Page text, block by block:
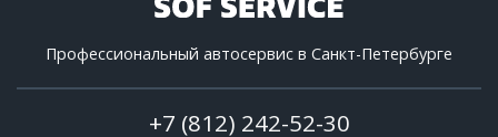
Профессиональный автосервис в Санкт-Петербурге
+7 (812) 242-52-30